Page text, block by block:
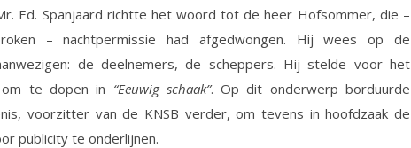
Ed. Spanjaard richtte het woord tot de heer Hofsommer, die –
– nachtpermissie had afgedwongen. Hij wees op de
de deelnemers, de scheppers. Hij stelde voor het
om te dopen in “Eeuwig schaak”. Op dit onderwerp borduurde
voorzitter van de KNSB verder, om tevens in hoofdzaak de
publicity te onderlijnen.